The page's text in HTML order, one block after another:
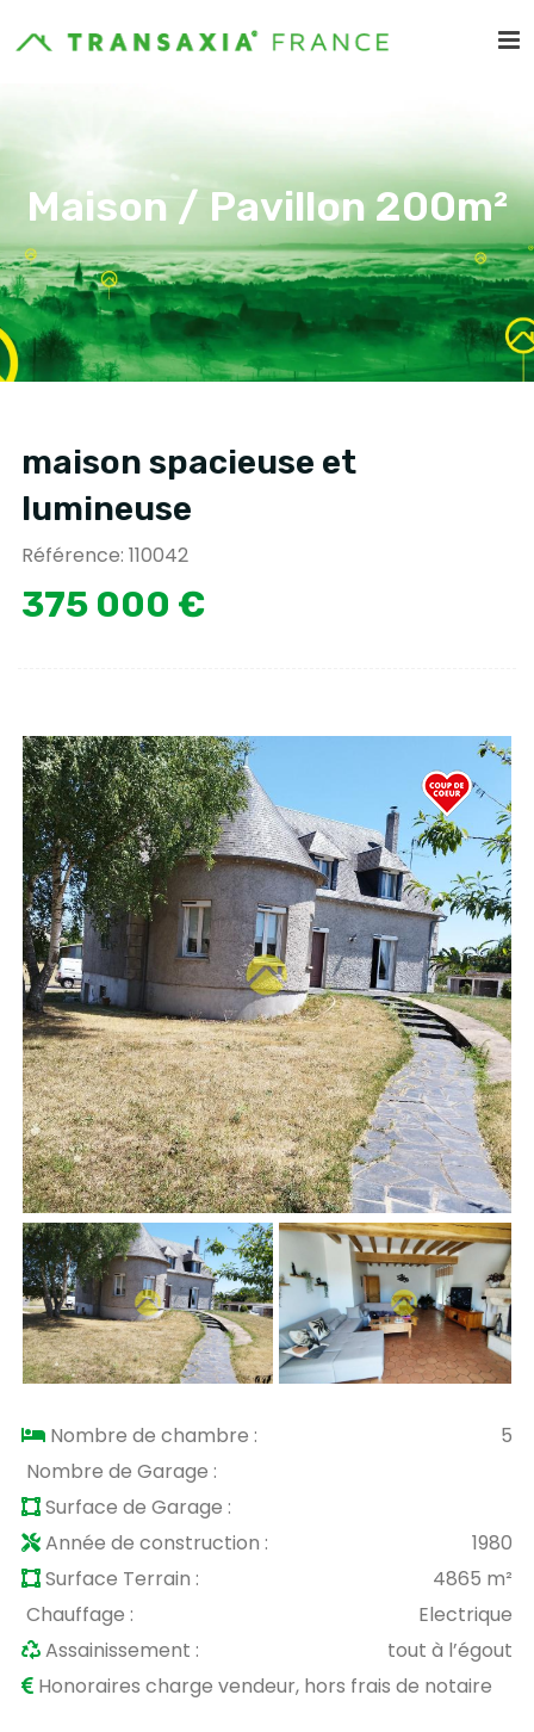
Maison / Pavillon 200m²
maison spacieuse et
lumineuse
Référence: 110042
375 000 €
Nombre de chambre :
5
Nombre de Garage :
Surface de Garage :
Année de construction :
1980
Surface Terrain :
4865 m²
Chauffage :
Electrique
Assainissement :
tout à l’égout
Honoraires charge vendeur, hors frais de notaire